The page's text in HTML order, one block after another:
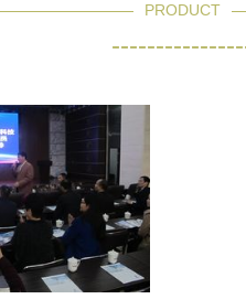
PRODUCT